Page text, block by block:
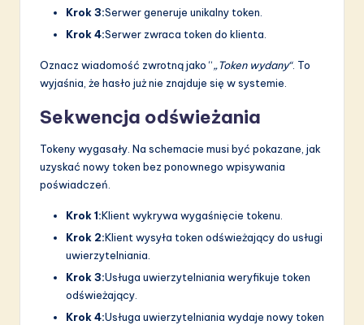
Krok 3:Serwer generuje unikalny token.
Krok 4:Serwer zwraca token do klienta.
Oznacz wiadomość zwrotną jako “„Token wydany“. To
wyjaśnia, że hasło już nie znajduje się w systemie.
Sekwencja odświeżania
Tokeny wygasały. Na schemacie musi być pokazane, jak
uzyskać nowy token bez ponownego wpisywania
poświadczeń.
Krok 1:Klient wykrywa wygaśnięcie tokenu.
Krok 2:Klient wysyła token odświeżający do usługi
uwierzytelniania.
Krok 3:Usługa uwierzytelniania weryfikuje token
odświeżający.
Krok 4:Usługa uwierzytelniania wydaje nowy token